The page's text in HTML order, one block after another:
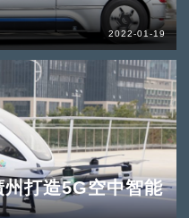
2022-01-19
打造5G空中智能